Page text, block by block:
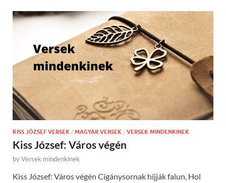
KISS JÓZSEF VERSEK / MAGYAR VERSEK / VERSEK MINDENKINEK
Kiss József: Város végén
byVersek mindenkinek
Kiss József: Város végén Cigánysornak híjják falun, Hol